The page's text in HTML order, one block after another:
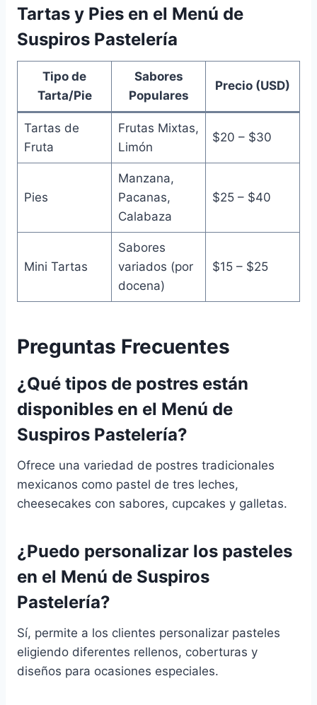
Tartas y Pies en el Menú de
Suspiros Pastelería
Tipo de
Tarta/Pie
Sabores
Populares
Precio (USD)
Tartas de
Fruta
Frutas Mixtas,
Limón
$20 – $30
Pies
Manzana,
Pacanas,
Calabaza
$25 – $40
Mini Tartas
Sabores
variados (por
docena)
$15 – $25
Preguntas Frecuentes
¿Qué tipos de postres están
disponibles en el Menú de
Suspiros Pastelería?
Ofrece una variedad de postres tradicionales
mexicanos como pastel de tres leches,
cheesecakes con sabores, cupcakes y galletas.
¿Puedo personalizar los pasteles
en el Menú de Suspiros
Pastelería?
Sí, permite a los clientes personalizar pasteles
eligiendo diferentes rellenos, coberturas y
diseños para ocasiones especiales.